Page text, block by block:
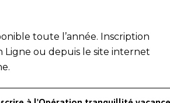
toute l’année. Inscription
Ligne ou depuis le site internet